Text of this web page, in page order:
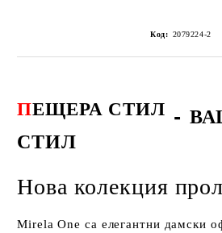
Код: 2079224-2
ПЕЩЕРА СТИЛ -
СТИЛ
Нова колекция
Mirela One са елегантни дамски